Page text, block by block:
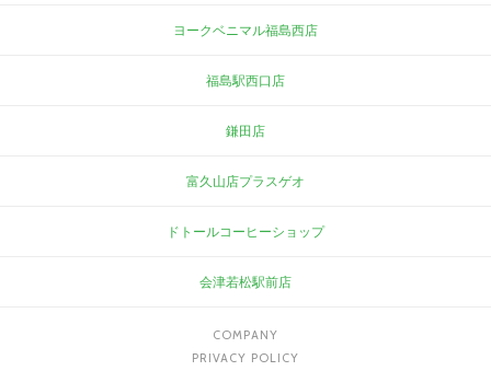
ヨークベニマル福島西店
福島駅西口店
鎌田店
富久山店プラスゲオ
ドトールコーヒーショップ
会津若松駅前店
COMPANY
PRIVACY POLICY